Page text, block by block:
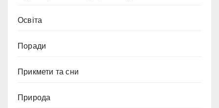
Освіта
Поради
Прикмети та сни
Природа